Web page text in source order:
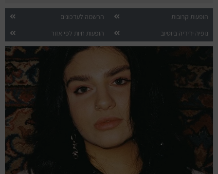
הצגות ילדים
הופעות חיות
הצגות תיאטרון
מחזות זמר
מחול ובלט
קונצרטים
הרצאות
הופעות קרובות
הרשמה לעדכונים
נופיה ידידיה ביוטיוב
הופעות חיות לפי אזור